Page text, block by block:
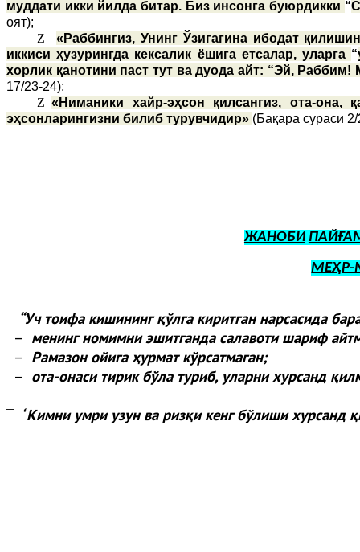
муддати икки йилда битар. Биз инсонга буюрдикки “
оят);
Z
«Раббингиз, Унинг Ўзигагина ибодат
иккиси ҳузурингда кексалик ёшига етсалар, уларга “
хорлик қанотини паст тут ва дуода айт: “Эй,
17/23-24);
Z «Ниманики хайр-эҳсон қилсангиз, ота-
эҳсонларингизни билиб турувчидир» (Бақара сураси
ЖАНОБИ
МЕҲР-
¯ “Уч тоифа кишининг қўлга киритган нарсасида
– менинг номимни эшитганда салавоти шариф
– Рамазон ойига ҳурмат кўрсатмаган;
– ота-онаси тирик бўла туриб, уларни хурсанд
¯ “Кимни умри узун ва ризқи кенг бўлиши хурсанд